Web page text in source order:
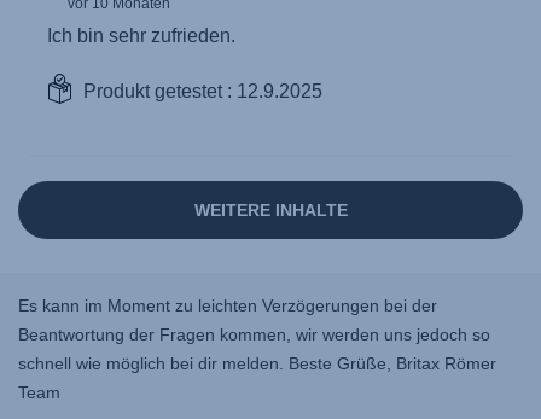
Es kann im Moment zu leichten Verzögerungen bei der
Beantwortung der Fragen kommen, wir werden uns jedoch so
schnell wie möglich bei dir melden. Beste Grüße, Britax Römer
Team